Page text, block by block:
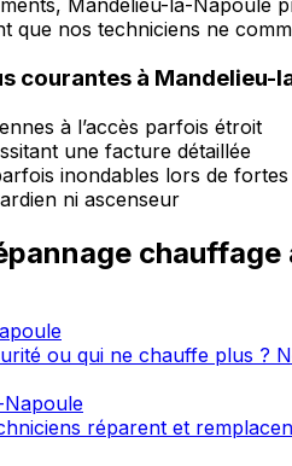
Mandelieu-la-Napoule
que nos techniciens ne
courantes à Mandelieu-
à l’accès parfois étroit
une facture détaillée
inondables lors de fortes
ni ascenseur
ou qui ne chauffe plus ?
Napoule
réparent et